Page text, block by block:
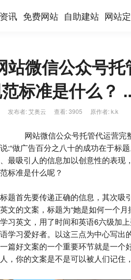
讯 免费网站 自助建站 网站
站微信公众号
标准是什么？
发布者:艾奥云 查看:3905 原作者: k.k
网站微信公众号托管代运营完
做广告百分之八十的成功在于标题
最吸引人的信息加以创意性的表
标准是什么呢？
首先要传递正确的信息，其次吸
文的文案，标题为“她是如何一个
习英文，用了时间和英语6六级加
学习爱好者。以这三点为中心写出
好文案的一个重要环节就是一个
，你的文案是不是可以被人们记